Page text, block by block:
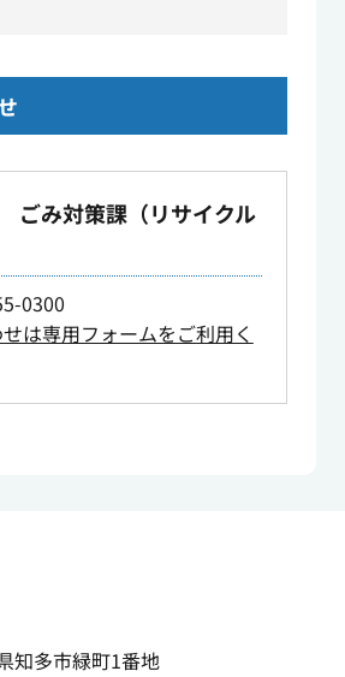
ごみ対策課（リサイクル
0300
は専用フォームをご利用く
多市緑町1番地